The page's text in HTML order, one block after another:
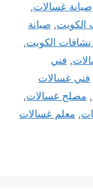
صيانة غسالات,
الكويت, صيانة
نشافات الكويت,
, فني
فني غسالات
, مصلح غسالات,
, معلم غسالات